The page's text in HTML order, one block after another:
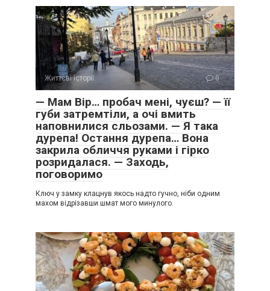
Життєві історії 0
— Мам Вір… пробач мені, чуєш? — її
губи затремтіли, а очі вмить
наповнилися сльозами. — Я така
дурепа! Остання дурепа… Вона
закрила обличчя руками і гірко
розридалася. — Заходь,
поговоримо
Ключ у замку клацнув якось надто гучно, ніби одним
махом відрізавши шмат мого минулого.